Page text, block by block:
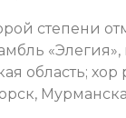
степени
область; хор